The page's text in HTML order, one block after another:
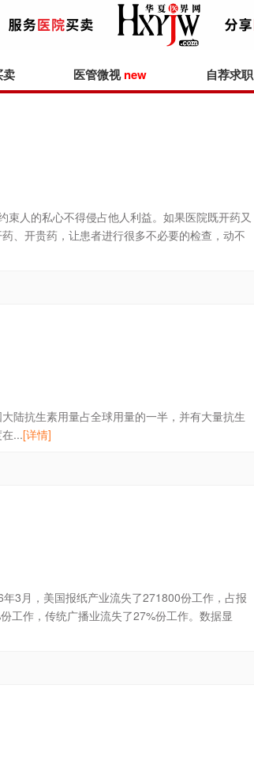
卖 医管微视new 自荐求职
束人的私心不得侵占他人利益。如果医院既开药又
、开贵药，让患者进行很多不必要的检查，动不
抗生素用量占全球用量的一半，并有大量抗生
...[详情]
3月，美国报纸产业流失了271800份工作，占报
工作，传统广播业流失了27%份工作。数据显